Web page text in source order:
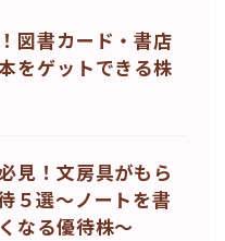
図書カード・書店
をゲットできる株
見！文房具がもら
５選〜ノートを書
なる優待株〜